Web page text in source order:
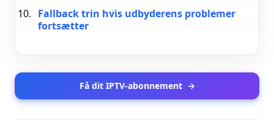
Fallback trin hvis udbyderens problemer
fortsætter
Få dit IPTV-abonnement →